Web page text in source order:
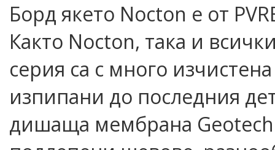
Борд якето Nocton е от
Както Nocton, така и
серия са с много
изпипани до последния
дишаща мембрана Geotech